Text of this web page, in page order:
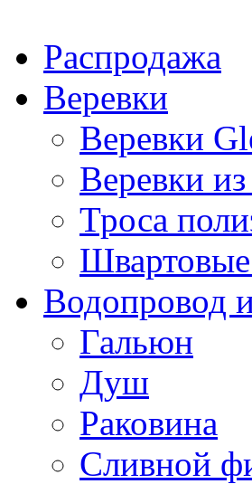
Распродажа
Веревки
Веревки
Веревки
Троса
Водопровод
Гальюн
Душ
Раковина
Сливной